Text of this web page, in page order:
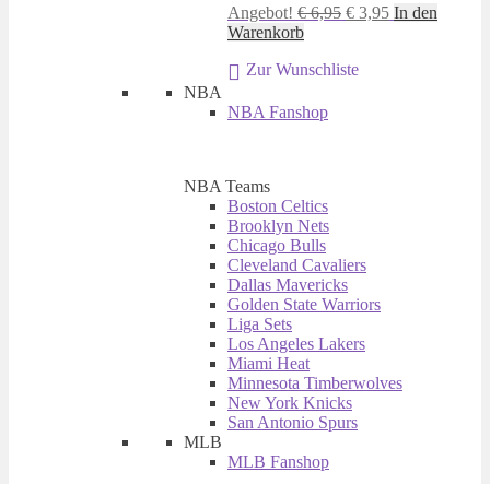
Angebot! €6,95 Ursprünglicher
€ 6,95
€ 3,95Aktueller
In den
Warenkorb
Zur Wunschliste
NBA
NBA Fanshop
NBA Teams
Boston Celtics
Brooklyn Nets
Chicago Bulls
Cleveland Cavaliers
Dallas Mavericks
Golden State Warriors
Liga Sets
Los Angeles Lakers
Miami Heat
Minnesota Timberwolves
New York Knicks
San Antonio Spurs
MLB
MLB Fanshop